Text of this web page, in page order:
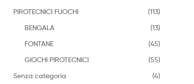
PIROTECNICI FUOCHI
(113)
BENGALA
(13)
FONTANE
(45)
GIOCHI PIROTECNICI
(55)
Senza categoria
(4)